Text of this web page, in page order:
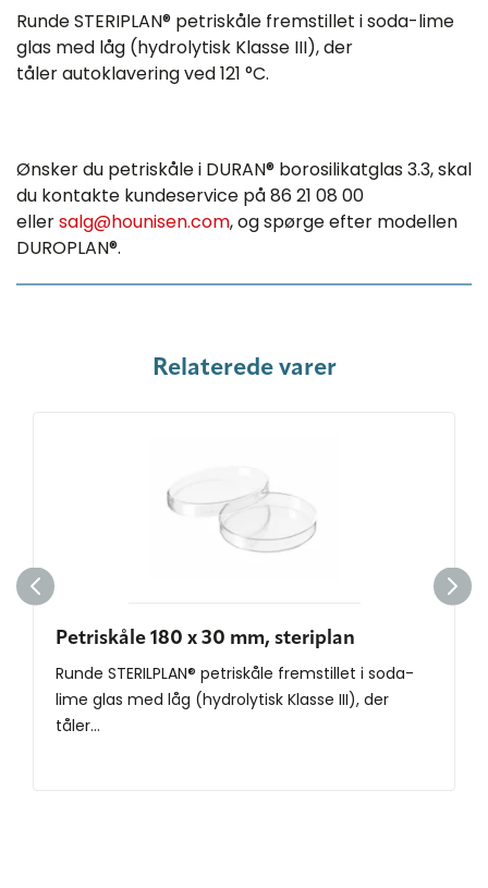
Runde STERIPLAN® petriskåle fremstillet i soda-lime
glas med låg (hydrolytisk Klasse III), der
tåler autoklavering ved 121 °C.
Ønsker du petriskåle i DURAN® borosilikatglas 3.3, skal
du kontakte kundeservice på 86 21 08 00
ellersalg@hounisen.com, og spørge efter modellen
DUROPLAN®.
Relaterede varer
Petriskåle 180 x 30 mm, steriplan
Runde STERILPLAN® petriskåle fremstillet i soda-
lime glas med låg (hydrolytisk Klasse III), der
tåler...